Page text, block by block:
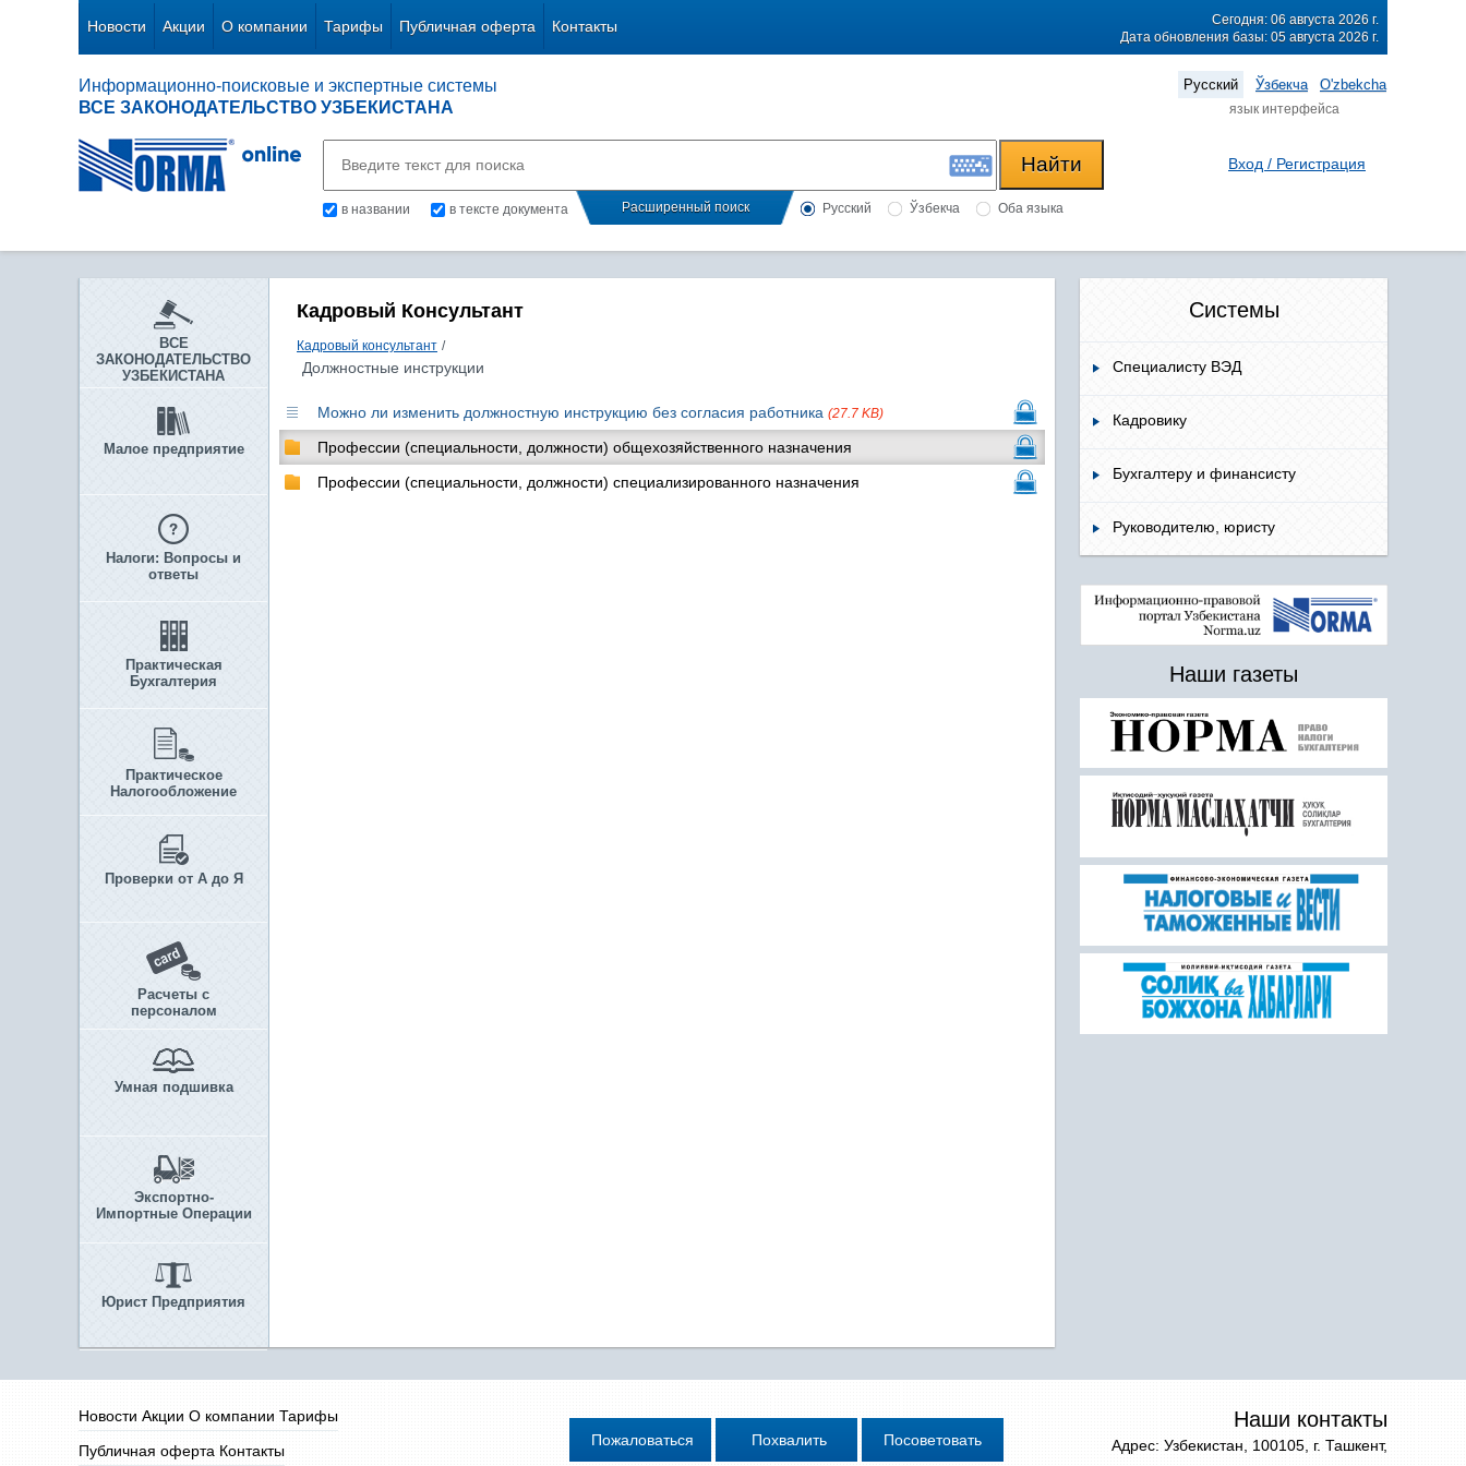
Новости Акции О компании Тарифы Публичная оферта Контакты
Сегодня: 06 августа 2026 г.
Дата обновления базы: 05 августа 2026 г.
Информационно-поисковые и экспертные системы
ВСЕ ЗАКОНОДАТЕЛЬСТВО УЗБЕКИСТАНА
Русский Ўзбекча O'zbekcha
язык интерфейса
в названии в тексте документа Расширенный поиск Русский Ўзбекча Оба языка
Вход / Регистрация
ВСЕ
ЗАКОНОДАТЕЛЬСТВО
УЗБЕКИСТАНА
Малое предприятие
Налоги: Вопросы и
ответы
Практическая
Бухгалтерия
Практическое
Налогообложение
Проверки от А до Я
Расчеты с
персоналом
Умная подшивка
Экспортно-
Импортные Операции
Юрист Предприятия
Кадровый Консультант
Кадровый консультант /
Должностные инструкции
Можно ли изменить должностную инструкцию без согласия работника (27.7 KB)
Профессии (специальности, должности) общехозяйственного назначения
Профессии (специальности, должности) специализированного назначения
Системы
Специалисту ВЭД
Кадровику
Бухгалтеру и финансисту
Руководителю, юристу
Наши газеты
Новости Акции О компании Тарифы
Публичная оферта Контакты
Наши контакты
Адрес: Узбекистан, 100105, г. Ташкент,